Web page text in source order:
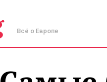
Всё о Европе